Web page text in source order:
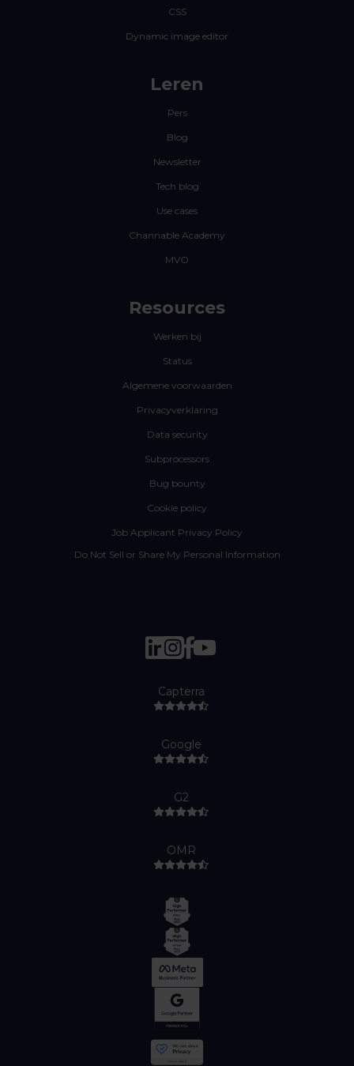
CSS
Dynamic image editor
Leren
Pers
Blog
Newsletter
Tech blog
Use cases
Channable Academy
MVO
Resources
Werken bij
Status
Algemene voorwaarden
Privacyverklaring
Data security
Subprocessors
Bug bounty
Cookie policy
Job Applicant Privacy Policy
Do Not Sell or Share My Personal Information
Capterra
Google
G2
OMR